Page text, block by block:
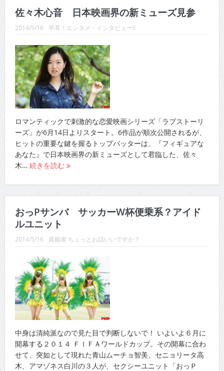
佐々木心音 日本映画界の新ミューズ見参
2014/5/16 早耳！エンタメ・インタビュー!!
ロマンティックで刺激的な恋愛映画シリーズ「ラブストーリ
ーズ」が6月14日よりスタート。6作品が順次公開されるが、
ヒットの重要な鍵を握るトップバッターは、『フィギュアな
あなた』で日本映画界の新ミューズとして君臨した、佐々
木… 続きを読む
おっPサンバ サッカーW杯便乗系？アイド
ルユニット
2014/5/16 異能者 ちょっとお話いいですか？
中身は清純派なので見た目で判断しないで！ いよいよ６月に
開幕する２０１４ ＦＩＦＡワールドカップ。その開幕に合わ
せて、突如として現れた青山ムーチョ智美、セニョリータ高
木、アマゾネス白川の３人が、セクシーユニット「おっＰ